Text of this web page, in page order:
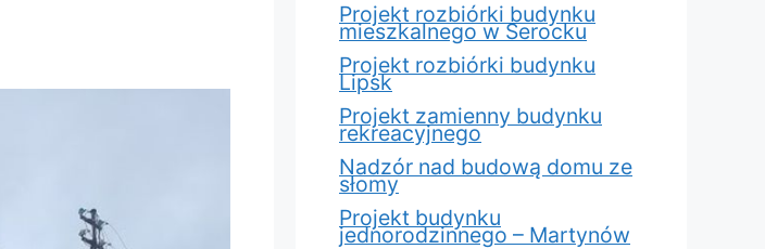
Projekt rozbiórki budynku
mieszkalnego w Serocku
Projekt rozbiórki budynku
Lipsk
Projekt zamienny budynku
rekreacyjnego
Nadzór nad budową domu ze
słomy
Projekt budynku
jednorodzinnego – Martynów